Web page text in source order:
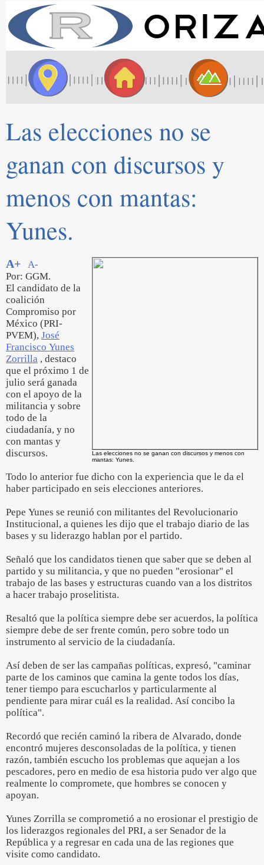
Las elecciones no se
ganan con discursos y
menos con mantas:
Yunes.
Las elecciones no se ganan con discursos y menos con
mantas: Yunes.
A+
A-
Por: GGM.
El candidato de la
coalición
Compromiso por
México (PRI-
PVEM), José
Francisco Yunes
Zorrilla , destaco
que el próximo 1 de
julio será ganada
con el apoyo de la
militancia y sobre
todo de la
ciudadanía, y no
con mantas y
discursos.
Todo lo anterior fue dicho con la experiencia que le da el
haber participado en seis elecciones anteriores.
Pepe Yunes se reunió con militantes del Revolucionario
Institucional, a quienes les dijo que el trabajo diario de las
bases y su liderazgo hablan por el partido.
Señaló que los candidatos tienen que saber que se deben al
partido y su militancia, y que no pueden "erosionar" el
trabajo de las bases y estructuras cuando van a los distritos
a hacer trabajo proselitista.
Resaltó que la política siempre debe ser acuerdos, la política
siempre debe de ser frente común, pero sobre todo un
instrumento al servicio de la ciudadanía.
Así deben de ser las campañas políticas, expresó, "caminar
parte de los caminos que camina la gente todos los días,
tener tiempo para escucharlos y particularmente al
pendiente para mirar cuál es la realidad. Así concibo la
política".
Recordó que recién caminó la ribera de Alvarado, donde
encontró mujeres desconsoladas de la política, y tienen
razón, también escucho los problemas que aquejan a los
pescadores, pero en medio de esa historia pudo ver algo que
realmente lo compromete, que hombres se conocen y
apoyan.
Yunes Zorrilla se comprometió a no erosionar el prestigio de
los liderazgos regionales del PRI, a ser Senador de la
República y a regresar en cada una de las regiones que
visite como candidato.